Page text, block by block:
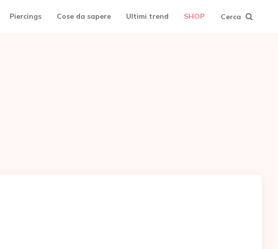
Piercings Cose da sapere Ultimi trend SHOP Cerca